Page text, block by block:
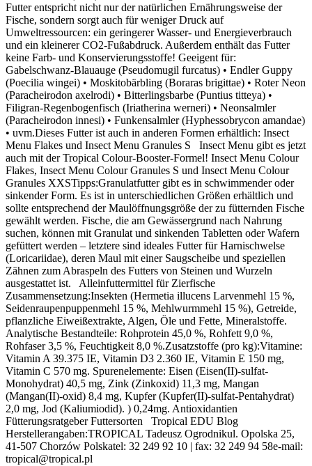
Futter entspricht nicht nur der natürlichen Ernährungsweise der
Fische, sondern sorgt auch für weniger Druck auf
Umweltressourcen: ein geringerer Wasser- und Energieverbrauch
und ein kleinerer CO2-Fußabdruck. Außerdem enthält das Futter
keine Farb- und Konservierungsstoffe! Geeigent für:
Gabelschwanz-Blauauge (Pseudomugil furcatus) • Endler Guppy
(Poecilia wingei) • Moskitobärbling (Boraras brigittae) • Roter Neon
(Paracheirodon axelrodi) • Bitterlingsbarbe (Puntius titteya) •
Filigran-Regenbogenfisch (Iriatherina werneri) • Neonsalmler
(Paracheirodon innesi) • Funkensalmler (Hyphessobrycon amandae)
• uvm.Dieses Futter ist auch in anderen Formen erhältlich: Insect
Menu Flakes und Insect Menu Granules S Insect Menu gibt es jetzt
auch mit der Tropical Colour-Booster-Formel! Insect Menu Colour
Flakes, Insect Menu Colour Granules S und Insect Menu Colour
Granules XXSTipps:Granulatfutter gibt es in schwimmender oder
sinkender Form. Es ist in unterschiedlichen Größen erhältlich und
sollte entsprechend der Maulöffnungsgröße der zu fütternden Fische
gewählt werden. Fische, die am Gewässergrund nach Nahrung
suchen, können mit Granulat und sinkenden Tabletten oder Wafern
gefüttert werden – letztere sind ideales Futter für Harnischwelse
(Loricariidae), deren Maul mit einer Saugscheibe und speziellen
Zähnen zum Abraspeln des Futters von Steinen und Wurzeln
ausgestattet ist. Alleinfuttermittel für Zierfische
Zusammensetzung:Insekten (Hermetia illucens Larvenmehl 15 %,
Seidenraupenpuppenmehl 15 %, Mehlwurmmehl 15 %), Getreide,
pflanzliche Eiweißextrakte, Algen, Öle und Fette, Mineralstoffe.
Analytische Bestandteile: Rohprotein 45,0 %, Rohfett 9,0 %,
Rohfaser 3,5 %, Feuchtigkeit 8,0 %.Zusatzstoffe (pro kg):Vitamine:
Vitamin A 39.375 IE, Vitamin D3 2.360 IE, Vitamin E 150 mg,
Vitamin C 570 mg. Spurenelemente: Eisen (Eisen(II)-sulfat-
Monohydrat) 40,5 mg, Zink (Zinkoxid) 11,3 mg, Mangan
(Mangan(II)-oxid) 8,4 mg, Kupfer (Kupfer(II)-sulfat-Pentahydrat)
2,0 mg, Jod (Kaliumiodid). ) 0,24mg. Antioxidantien
Fütterungsratgeber Futtersorten Tropical EDU Blog
Herstellerangaben:TROPICAL Tadeusz Ogrodnikul. Opolska 25,
41-507 Chorzów Polskatel: 32 249 92 10 | fax: 32 249 94 58e-mail:
tropical@tropical.pl